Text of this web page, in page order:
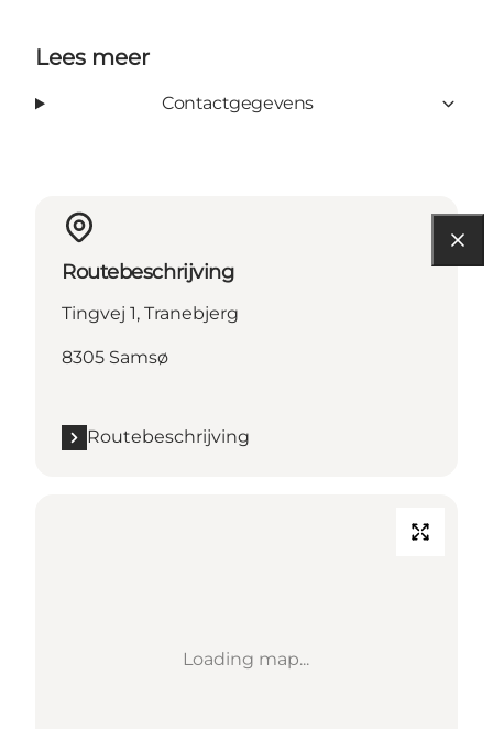
Lees meer
Contactgegevens
Routebeschrijving
Tingvej 1, Tranebjerg
8305 Samsø
Routebeschrijving
Loading map...